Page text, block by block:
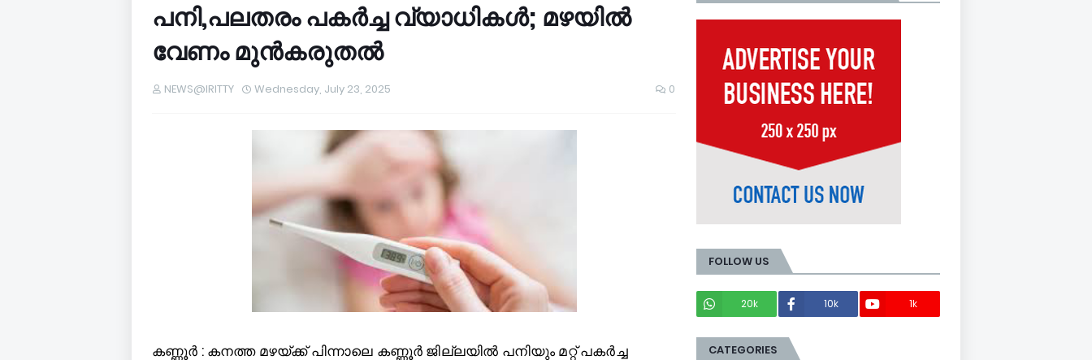
പനി,പലതരം പകര്‍ച്ച വ്യാധികള്‍; മഴയില്‍
വേണം മുൻകരുതല്‍
NEWS@IRITTY Wednesday, July 23, 2025 0
കണ്ണൂർ : കനത്ത മഴയ്ക്ക് പിന്നാലെ കണ്ണൂർ ജില്ലയില്‍ പനിയും മറ്റ് പകർച്ച
FOLLOW US
20k
10k 1k
CATEGORIES